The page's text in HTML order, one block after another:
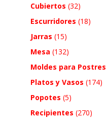
Cubiertos (32)
Escurridores (18)
Jarras (15)
Mesa (132)
Moldes para Postres
Platos y Vasos (174)
Popotes (5)
Recipientes (270)